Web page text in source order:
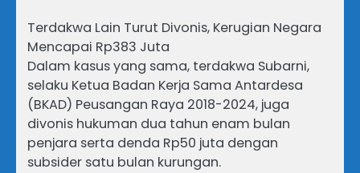
Terdakwa Lain Turut Divonis, Kerugian Negara
Mencapai Rp383 Juta
Dalam kasus yang sama, terdakwa Subarni,
selaku Ketua Badan Kerja Sama Antardesa
(BKAD) Peusangan Raya 2018-2024, juga
divonis hukuman dua tahun enam bulan
penjara serta denda Rp50 juta dengan
subsider satu bulan kurungan.